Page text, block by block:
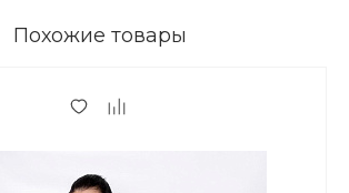
Похожие товары